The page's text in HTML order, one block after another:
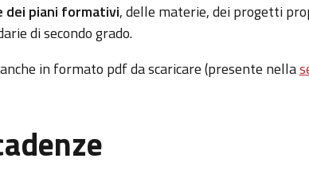
dei piani formativi, delle materie, dei progetti
di secondo grado.
in formato pdf da scaricare (presente nella